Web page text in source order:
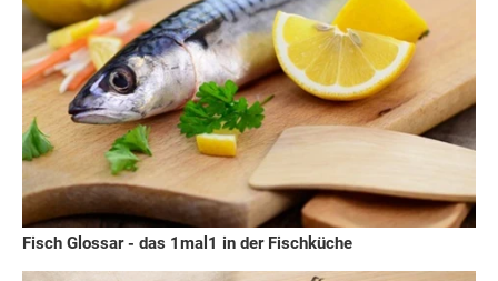
Fisch Glossar - das 1mal1 in der Fischküche